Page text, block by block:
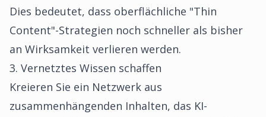
Dies bedeutet, dass oberflächliche "Thin
Content"-Strategien noch schneller als bisher
an Wirksamkeit verlieren werden.
3. Vernetztes Wissen schaffen
Kreieren Sie ein Netzwerk aus
zusammenhängenden Inhalten, das KI-